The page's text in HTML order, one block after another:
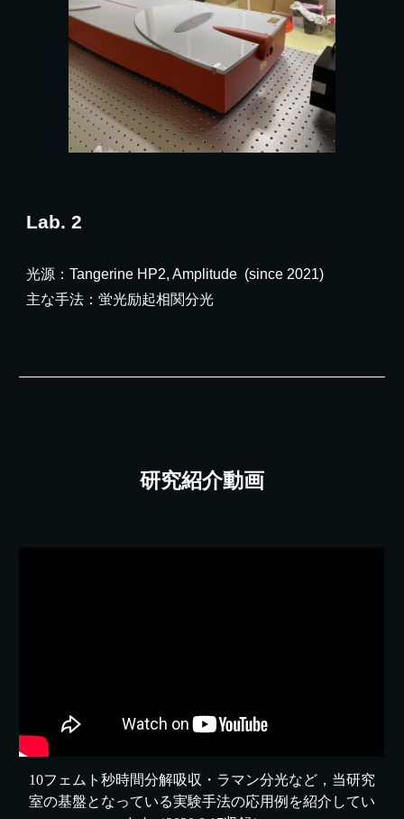
Lab.2
光源 ：Tangerine HP2, Amplitude (since 2021)
主な手法：蛍光励起相関分光
研究紹介動画
10フェムト秒時間分解吸収・ラマン分光など，当研究
室の基盤となっている実験手法の応用例を紹介してい